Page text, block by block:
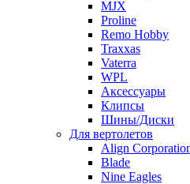
MJX
Proline
Remo Hobby
Traxxas
Vaterra
WPL
Аксессуары
Клипсы
Шины/Диски
Для вертолетов
Align
Blade
Nine Eagles